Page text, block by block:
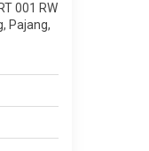
001 RW
Pajang,